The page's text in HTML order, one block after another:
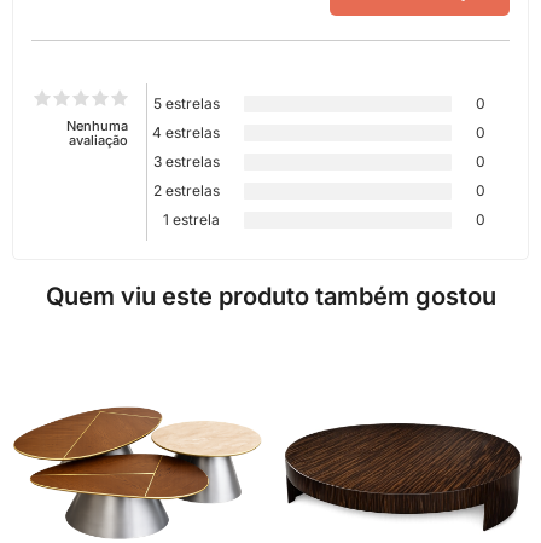
Nenhuma
avaliação
5 estrelas
0
4 estrelas
0
3 estrelas
0
2 estrelas
0
1 estrela
0
Quem viu este produto também gostou